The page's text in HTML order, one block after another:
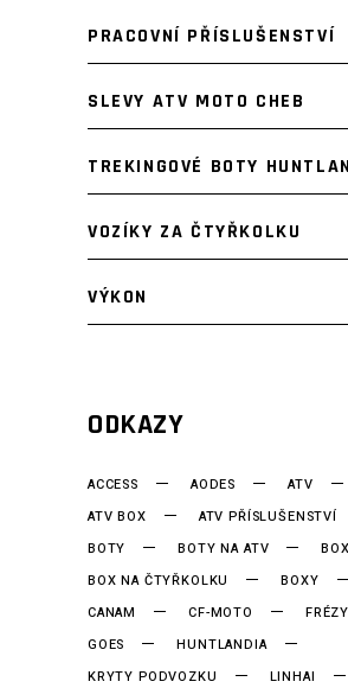
PRACOVNÍ PŘÍSLUŠENSTVÍ
SLEVY ATV MOTO CHEB
TREKINGOVÉ BOTY
VOZÍKY ZA ČTYŘKOLKU
VÝKON
ODKAZY
ACCESS AODES
ATV
ATV BOX
ATV PŘÍSLUŠENSTVÍ
BOTY
BOTY NA ATV
BOX
BOX NA ČTYŘKOLKU
BOXY
CANAM
CF-MOTO
FRÉZY
GOES
HUNTLANDIA
KRYTY PODVOZKU
LINHAI